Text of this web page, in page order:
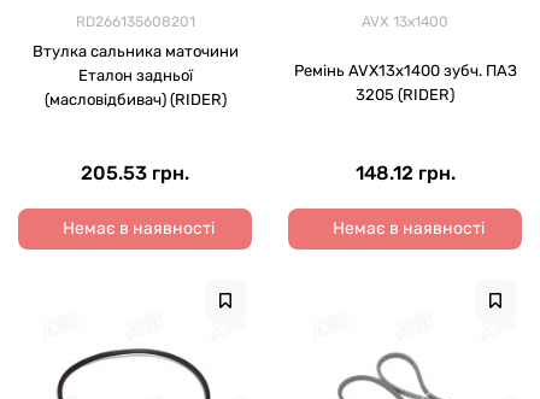
RD266135608201
Втулка сальника маточини
Еталон задньої
(масловідбивач) (RIDER)
205.53 грн.
Немає в наявності
AVX 13x1400
Ремінь AVХ13х1400 зубч. ПАЗ
3205 (RIDER)
148.12 грн.
Немає в наявності